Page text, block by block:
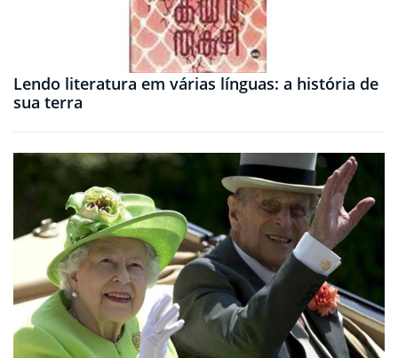
Lendo literatura em várias línguas: a história de
sua terra